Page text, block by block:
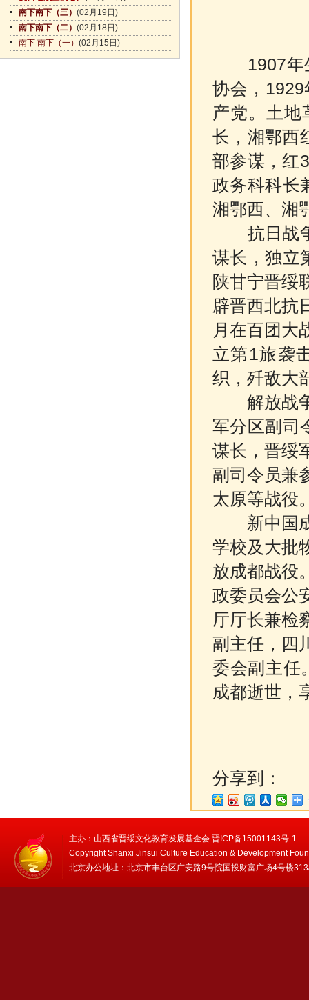
南下南下（三） (02月19日)
南下南下（二） (02月18日)
南下 南下（一） (02月15日)
1907
协会，
产党。土地
长，湘鄂西
部参谋，红
政务科科长
湘鄂西、湘
抗日战争
谋长，独立
陕甘宁晋绥
辟晋西北抗
月在百团大
立第1旅袭
织，歼敌大
解放战争
军分区副司
谋长，晋绥
副司令员兼
太原等战役
新中国成
学校及大批
放成都战役
政委员会公
厅厅长兼检
副主任，四
委会副主任
成都逝世，
分享到：
主办：山西省晋绥文化教育发展基金会 晋ICP备15001143号-1
Copyright Shanxi Jinsui Culture Education & Development
北京办公地址：北京市丰台区广安路9号院国投财富广场4号楼